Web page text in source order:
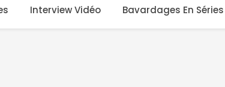
Interview Vidéo Bavardages En Séries